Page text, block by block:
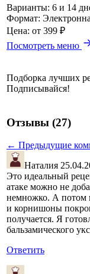
Варианты: 6 и 14
Формат:
Цена: от 399 ₽
Посмотреть меню
Подборка лучших
Подписывайся!
Отзывы (27)
← Предыдущие
Наталия
Это идеальный
атаке можно не
немножко. А потом
и корнишоны
получается. Я
бальзамического
Ответить